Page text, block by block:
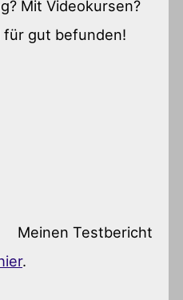
Mit Videokursen?
gut befunden!
Meinen Testbericht
.